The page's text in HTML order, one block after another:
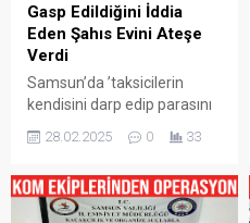
Gasp Edildiğini İddia
Eden Şahıs Evini Ateşe
Verdi
Samsun’da ’taksicilerin
kendisini darp edip parasını
112’ye intihar edeceği
daha sonra evini yakarak
intihara kalkıştı. Olay,
28.02.2025 0 33